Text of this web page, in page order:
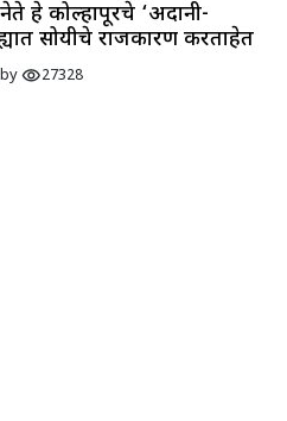
हे कोल्हापूरचे ‘अदानी-
सोयीचे राजकारण करताहेत
byvisibility27328